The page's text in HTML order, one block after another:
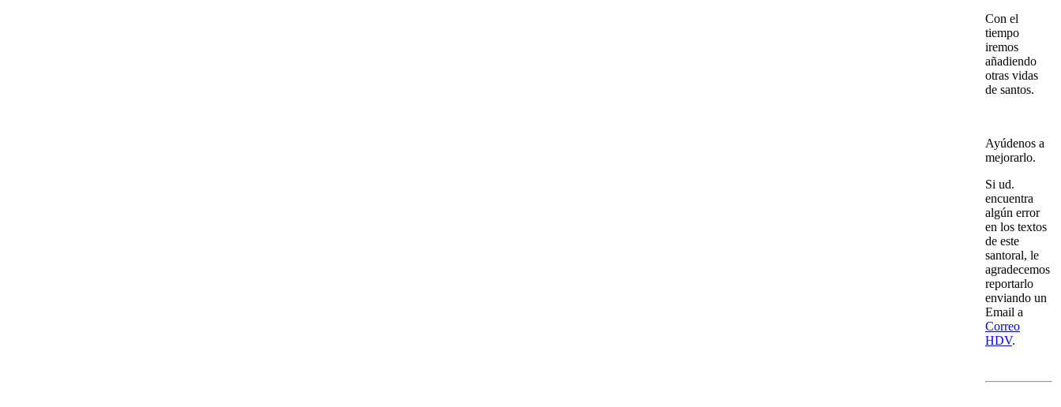
Con el
tiempo
iremos
añadiendo
otras vidas
de santos.
Ayúdenos a
mejorarlo.
Si ud.
encuentra
algún error
en los textos
de este
santoral, le
agradecemos
reportarlo
enviando un
Email a
Correo
HDV.